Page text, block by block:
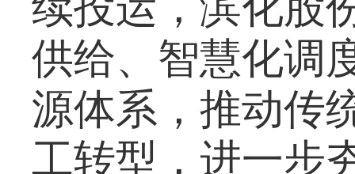
供给、智慧化调
源体系，推动传
工转型，进一步